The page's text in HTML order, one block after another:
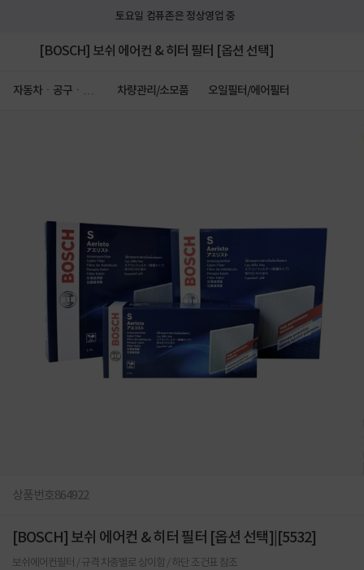
토요일 컴퓨존은 정상영업 중
[BOSCH] 보쉬 에어컨 & 히터 필터 [옵션 선택]
자동차ㆍ공구ㆍ안
차량관리/소모품 오일필터/에어필터
상품번호864922
[BOSCH] 보쉬 에어컨 & 히터 필터 [옵션 선택]|[5532]
보쉬에어컨필터 / 규격 차종별로 상이함 / 하단 조건표 참조